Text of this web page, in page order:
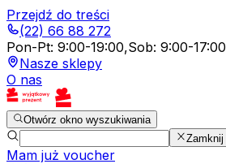
Przejdź do treści
(22) 66 88 272
Pon-Pt: 9:00-19:00,Sob: 9:00-17:00
Nasze sklepy
O nas
Otwórz okno wyszukiwania
Zamknij
Mam już voucher